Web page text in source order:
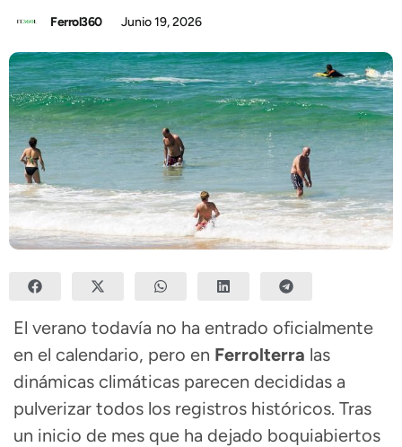
Ferrol360 Junio 19, 2026
El verano todavía no ha entrado oficialmente
en el calendario, pero en Ferrolterra las
dinámicas climáticas parecen decididas a
pulverizar todos los registros históricos. Tras
un inicio de mes que ha dejado boquiabiertos